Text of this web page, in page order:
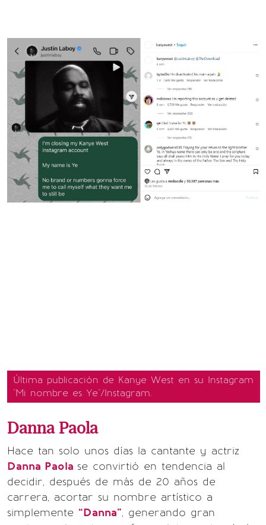
Última publicación de Kanye West en su Instagram
"Mi nombre es Ye"/Instagram.
Danna Paola
Hace tan solo unos días la cantante y actriz
Danna Paola se convirtió en tendencia al
decidir, después de más de 20 años de
carrera, acortar su nombre artístico a
simplemente “Danna”, generando gran